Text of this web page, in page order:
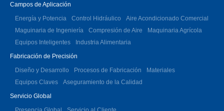
Campos de Aplicación
Energía y Potencia
Control Hidráulico
Aire Acondicionado Comercial
Maguinaria de Ingeniería
Compresión de Aire
Maquinaria Agrícola
Equipos Inteligentes
Industria Alimentaria
Fabricación de Precisión
Diseño y Desarrollo
Procesos de Fabricación
Materiales
Equipos Claves
Aseguramiento de la Calidad
Servicio Global